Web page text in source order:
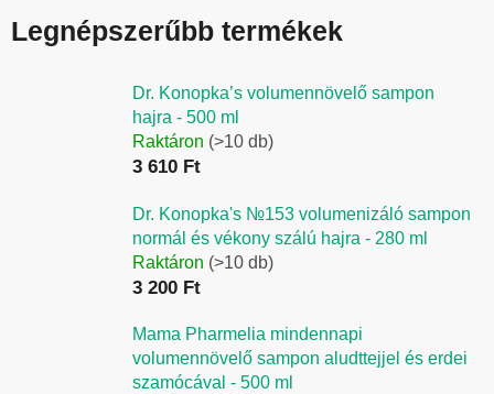
Legnépszerűbb termékek
Dr. Konopka’s volumennövelő sampon
hajra - 500 ml
Raktáron (>10 db)
3 610 Ft
Dr. Konopka's №153 volumenizáló sampon
normál és vékony szálú hajra - 280 ml
Raktáron (>10 db)
3 200 Ft
Mama Pharmelia mindennapi
volumennövelő sampon aludttejjel és erdei
szamócával - 500 ml